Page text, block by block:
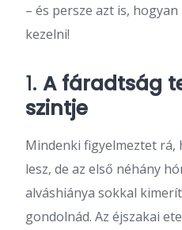
– és persze azt is,
kezelni!
1. A fáradtság
szintje
Mindenki figyelmeztet rá,
lesz, de az első néhány
alváshiánya sokkal
gondolnád. Az éjszakai